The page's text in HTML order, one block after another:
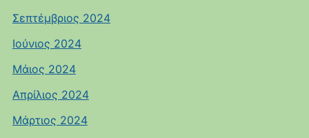
Σεπτέμβριος 2024
Ιούνιος 2024
Μάιος 2024
Απρίλιος 2024
Μάρτιος 2024